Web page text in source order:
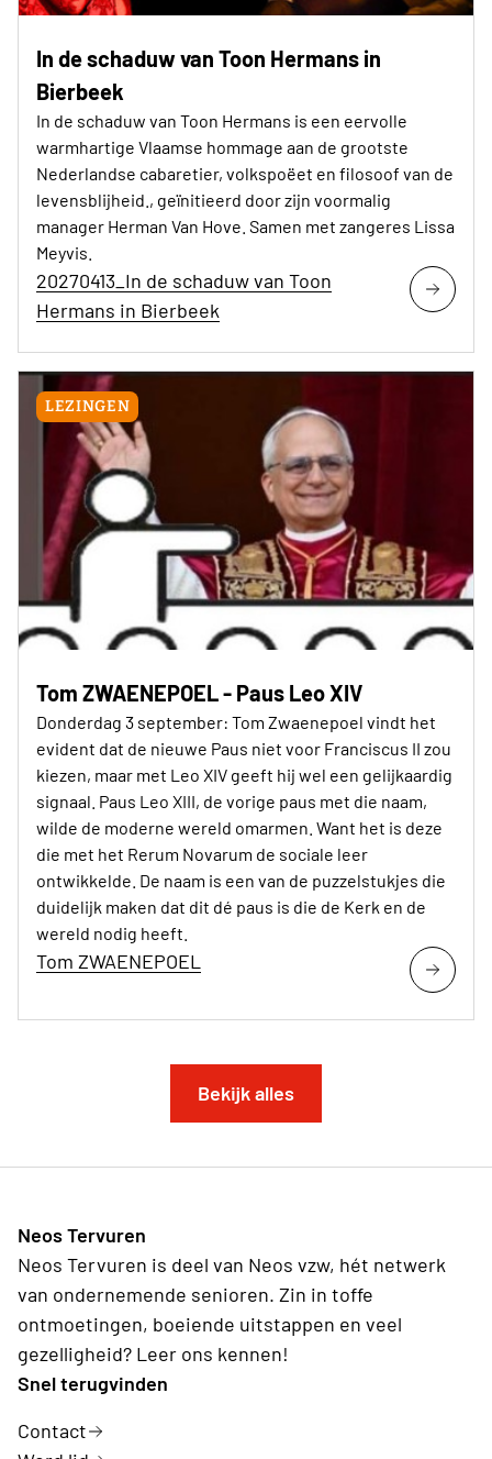
In de schaduw van Toon Hermans in
Bierbeek
In de schaduw van Toon Hermans is een eervolle
warmhartige Vlaamse hommage aan de grootste
Nederlandse cabaretier, volkspoëet en filosoof van de
levensblijheid., geïnitieerd door zijn voormalig
manager Herman Van Hove. Samen met zangeres Lissa
Meyvis.
20270413_In de schaduw van Toon
Hermans in Bierbeek
LEZINGEN
Tom ZWAENEPOEL - Paus Leo XIV
Donderdag 3 september: Tom Zwaenepoel vindt het
evident dat de nieuwe Paus niet voor Franciscus II zou
kiezen, maar met Leo XIV geeft hij wel een gelijkaardig
signaal. Paus Leo XIII, de vorige paus met die naam,
wilde de moderne wereld omarmen. Want het is deze
die met het Rerum Novarum de sociale leer
ontwikkelde. De naam is een van de puzzelstukjes die
duidelijk maken dat dit dé paus is die de Kerk en de
wereld nodig heeft.
Tom ZWAENEPOEL
Bekijk alles
Neos Tervuren
Neos Tervuren is deel van Neos vzw, hét netwerk
van ondernemende senioren. Zin in toffe
ontmoetingen, boeiende uitstappen en veel
gezelligheid? Leer ons kennen!
Snel terugvinden
Contact